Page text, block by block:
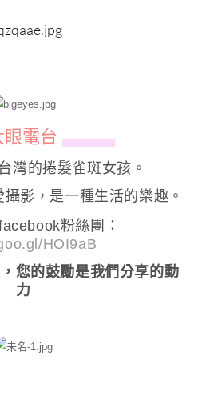
眼電台 ▄▄▄▄▄▄
灣的捲髮雀斑女孩。
影，是一種生活的樂趣。
粉絲團：
HOI9aB
，您的鼓勵是我們分享的動
力